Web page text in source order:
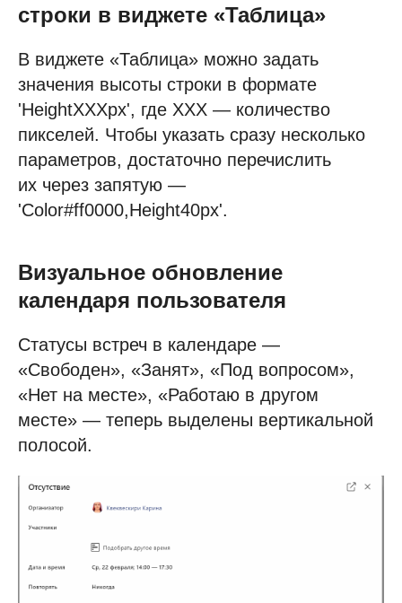
строки в виджете «Таблица»
В виджете «Таблица» можно задать
значения высоты строки в формате
'HeightXXXpx', где ХXХ — количество
пикселей. Чтобы указать сразу несколько
параметров, достаточно перечислить
их через запятую —
'Color#ff0000,Height40px'.
Визуальное обновление
календаря пользователя
Статусы встреч в календаре —
«Свободен», «Занят», «Под вопросом»,
«Нет на месте», «Работаю в другом
месте» — теперь выделены вертикальной
полосой.